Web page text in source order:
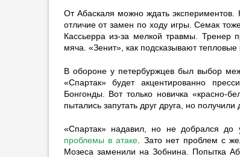
18:54
«Реал» выразил
соболезнования в связи со
смертью отца Месси
Хиль: «Надеюсь, скоро наберу
форму и смогу играть
полноценные матчи»
Мамаев: «Думаю, что Слуцкий
будет востребован в РПЛ»
От Абаскаля можно ждать
отличие от замен по ходу игры. Семак
Кассьерра из-за мелкой травмы. Тренер
мяча. «Зенит», как подсказывают
В обороне у петербуржцев был выбор
«Спартак» будет акцентированно
Бонгонды. Вот только новичка «красно-
пытались запутать друг друга, но
«Спартак» надавил, но не добрался до
проблемы в атаке . Зато нет проблем с
Мозеса заменили на Зобнина. Попытка